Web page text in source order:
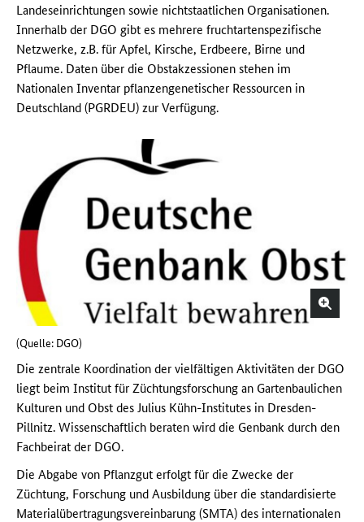
Landeseinrichtungen sowie nichtstaatlichen Organisationen.
Innerhalb der DGO gibt es mehrere fruchtartenspezifische
Netzwerke, z.B. für Apfel, Kirsche, Erdbeere, Birne und
Pflaume. Daten über die Obstakzessionen stehen im
Nationalen Inventar pflanzengenetischer Ressourcen in
Deutschland (PGRDEU) zur Verfügung.
(Quelle: DGO)
Die zentrale Koordination der vielfältigen Aktivitäten der DGO
liegt beim Institut für Züchtungsforschung an Gartenbaulichen
Kulturen und Obst des Julius Kühn-Institutes in Dresden-
Pillnitz. Wissenschaftlich beraten wird die Genbank durch den
Fachbeirat der DGO.
Die Abgabe von Pflanzgut erfolgt für die Zwecke der
Züchtung, Forschung und Ausbildung über die standardisierte
Materialübertragungsvereinbarung (SMTA) des internationalen